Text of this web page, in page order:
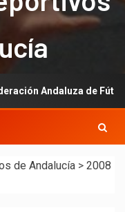
Andaluza de Fútbol
de Andalucía > 2008